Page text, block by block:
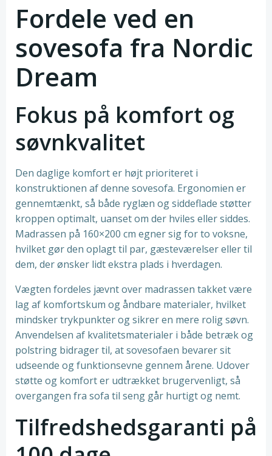
Fordele ved en
sovesofa fra Nordic
Dream
Fokus på komfort og
søvnkvalitet
Den daglige komfort er højt prioriteret i
konstruktionen af denne sovesofa. Ergonomien er
gennemtænkt, så både ryglæn og siddeflade støtter
kroppen optimalt, uanset om der hviles eller siddes.
Madrassen på 160×200 cm egner sig for to voksne,
hvilket gør den oplagt til par, gæsteværelser eller til
dem, der ønsker lidt ekstra plads i hverdagen.
Vægten fordeles jævnt over madrassen takket være
lag af komfortskum og åndbare materialer, hvilket
mindsker trykpunkter og sikrer en mere rolig søvn.
Anvendelsen af kvalitetsmaterialer i både betræk og
polstring bidrager til, at sovesofaen bevarer sit
udseende og funktionsevne gennem årene. Udover
støtte og komfort er udtrækket brugervenligt, så
overgangen fra sofa til seng går hurtigt og nemt.
Tilfredshedsgaranti på